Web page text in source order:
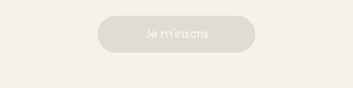
Je m'inscris